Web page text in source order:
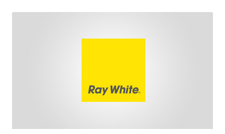
ini menjadi semakin istimewa karena Ray White Indonesia
tahun berturut-turut, sebuah bukti nyata atas konsistensi,